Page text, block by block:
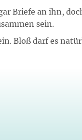
Briefe an ihn,
sein.
Bloß darf es